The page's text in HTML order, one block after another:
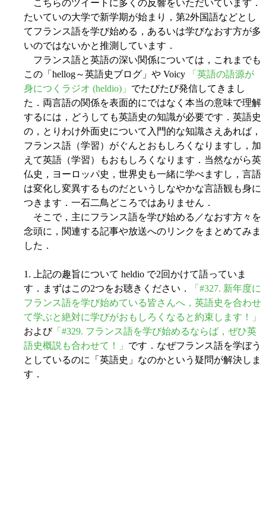
こちらのツイートに多くの反響をいただいています．
たいていの大学で新学期が始まり，第2外国語などとし
てフランス語を学び始める，あるいは学びなおす方が多
いのではないかと推測しています．
フランス語と英語の深い関係については，これまでも
この「hellog～英語史ブログ」や Voicy
「英語の語源が
身につくラジオ (heldio)」 でたびたび発信してきまし
た．両言語の関係を表面的にではなく本当の意味で理解
するには，どうしても英語史の知識が必要です．英語史
の，とりわけ外面史について入門的な知識さえあれば，
フランス語（学習）がぐんとおもしろくなりますし，加
えて英語（学習）もおもしろくなります．当然ながら英
仏史，ヨーロッパ史，世界史も一緒に学べますし，言語
は変化し変異するものだというしなやかな言語観も身に
つきます．一石二鳥どころではありません．
そこで，主にフランス語を学び始める／なおす方々を
念頭に，関連する記事や放送へのリンクをまとめてみま
した．
1. 上記の趣旨について heldio で2回かけて語っていま
す．まずはこの2つをお聴きください．
「#327. 新年度に
フランス語を学び始めている皆さんへ，英語史を合わせ
て学ぶと絶対に学びがおもしろくなると約束します！」
および「#329. フランス語を学び始めるならば，ぜひ英
語史概説も合わせて！」 です．なぜフランス語を学ぼう
としているのに「英語史」なのかという疑問が解決しま
す．